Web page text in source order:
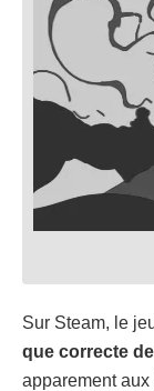
Sur Steam, le
que correcte
apparement